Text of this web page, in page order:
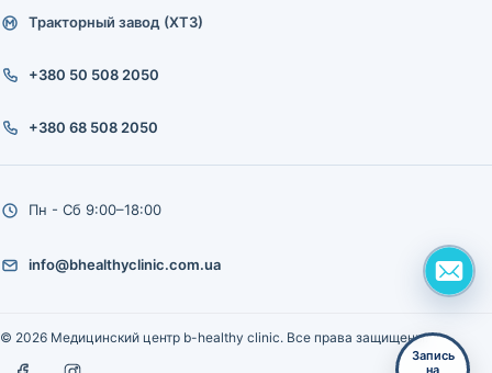
Тракторный завод (ХТЗ)
+380 50 508 2050
+380 68 508 2050
Пн - Сб 9:00–18:00
info@bhealthyclinic.com.ua
© 2026 Медицинский центр b-healthy clinic. Все права защищены.
Запись
на